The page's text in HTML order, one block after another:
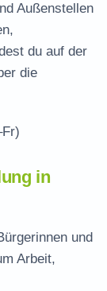
Stelle
Außenstellen
du auf der
die
in
und
Arbeit,